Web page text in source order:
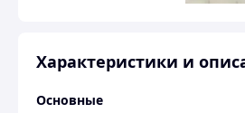
Характеристики и
Основные